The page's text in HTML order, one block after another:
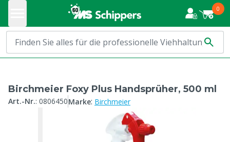
0
Birchmeier Foxy Plus Handsprüher, 500 ml
Art.-Nr.: 0806450Marke: Birchmeier